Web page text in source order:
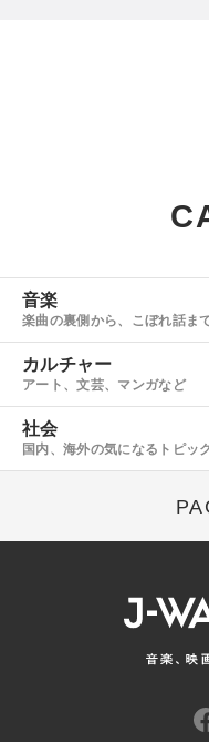
音楽
楽曲の裏側から、こぼれ話ま
カルチャー
アート、文芸、マンガなど
社会
国内、海外の気になるトピッ